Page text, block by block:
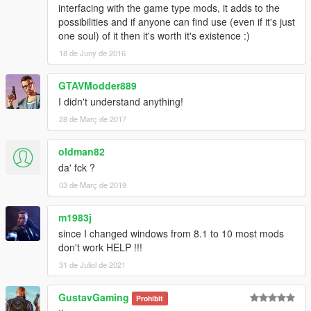
0.10 - Начальная версия, первый релиз (Initial version).
Благодарности (Special thanks):
I express thanks:
- Alexander Blade
- Brink, Danie (South Africa)
- Darling, Jeremy
- Egorov, Nikita (Russia)
- Fuchs, Manfred (Germany)
- Grange, Eric (France)
- Hariseno, Jagad (Hungary)
- Hernler, Hannes (Austria)
- Krenn, Willibald (Austria)
- Lind, Martin (Denmark)
- Listac, John
- Luleich, Andreas (Germany)
- Rheinheimer, Danilo Luiz (Brazil)
- Ronzano, Juan Luis (Portugal)
- Tosik
- Waldenburg, Martin (Germany)
interfacing with the game type mods, it adds to the
possibilities and if anyone can find use (even if it's just
one soul) of it then it's worth it's existence :)
18 de Juny de 2016
GTAVModder889
I didn't understand anything!
28 de Març de 2017
oldman82
da' fck ?
03 de Març de 2019
m1983j
since I changed windows from 8.1 to 10 most mods
don't work HELP !!!
31 de Juliol de 2021
GustavGaming Prohibit